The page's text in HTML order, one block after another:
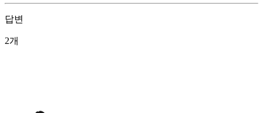
답변
2개